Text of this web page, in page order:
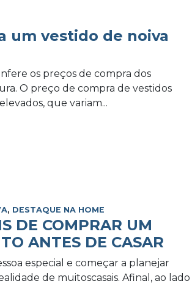
um vestido de noiva
os preços de compra dos
O preço de compra de vestidos
que variam...
, DESTAQUE NA HOME
DE COMPRAR UM
ANTES DE CASAR
especial e começar a planejar
de muitoscasais. Afinal, ao lado